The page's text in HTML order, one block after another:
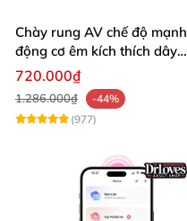
Chày rung AV chế độ mạnh
động cơ êm kích thích dây
thần kinh nữ
720.000₫
1.286.000₫
-44%
(977)